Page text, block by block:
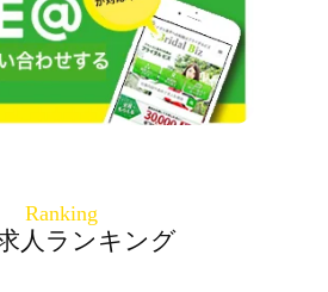
Ranking
人ランキング